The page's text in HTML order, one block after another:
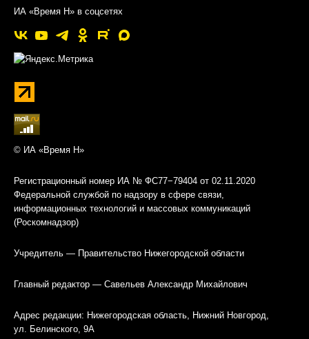
ИА «Время Н» в соцсетях
© ИА «Время Н»
Регистрационный номер ИА № ФС77−79404 от 02.11.2020
Федеральной службой по надзору в сфере связи,
информационных технологий и массовых коммуникаций
(Роскомнадзор)
Учредитель — Правительство Нижегородской области
Главный редактор — Савельев Александр Михайлович
Адрес редакции: Нижегородская область, Нижний Новгород,
ул. Белинского, 9А